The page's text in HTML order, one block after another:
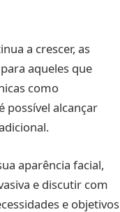
a crescer, as
aqueles que
como
possível alcançar
aparência facial,
e discutir com
e objetivos